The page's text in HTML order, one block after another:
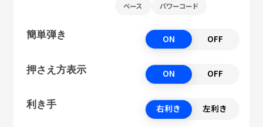
ベース パワーコード
簡単弾き ON OFF
押さえ方表示 ON OFF
利き手 右利き 左利き